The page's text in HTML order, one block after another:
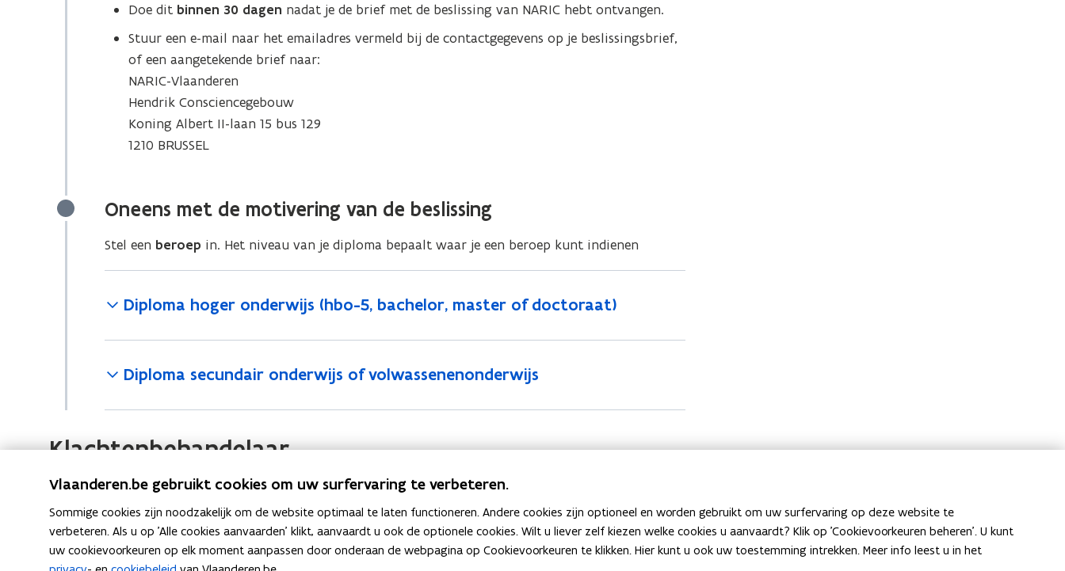
n
t
v
n
s
e
Doe dit binnen 30 dagen nadat je de brief met de beslissing van NARIC hebt ontvangen.
Stuur een e-mail naar het emailadres vermeld bij de contactgegevens op je beslissingsbrief,
of een aangetekende brief naar:
NARIC-Vlaanderen
Hendrik Consciencegebouw
Koning Albert II-laan 15 bus 129
1210 BRUSSEL
Oneens met de motivering van de beslissing
Stel een beroep in. Het niveau van je diploma bepaalt waar je een beroep kunt indienen
Diploma hoger onderwijs (hbo-5, bachelor, master of doctoraat)
Diploma secundair onderwijs of volwassenenonderwijs
Klachtenbehandelaar
Een klacht of melding over de werking van NARIC-Vlaanderen kun je online indienen.
l
a
c
Klacht indienen of probleem melden over NARIC-Vlaanderen? (AHOVOKS)
K
l
a
c
Lees deze pagina in: English
Vlaanderen.be gebruikt cookies om uw surfervaring te verbeteren.
Sommige cookies zijn noodzakelijk om de website optimaal te laten functioneren. Andere cookies zijn optioneel en worden gebruikt om uw surfervaring op deze website te
verbeteren. Als u op 'Alle cookies aanvaarden' klikt, aanvaardt u ook de optionele cookies. Wilt u liever zelf kiezen welke cookies u aanvaardt? Klik op 'Cookievoorkeuren beheren'. U kunt
uw cookievoorkeuren op elk moment aanpassen door onderaan de webpagina op Cookievoorkeuren te klikken. Hier kunt u ook uw toestemming intrekken. Meer info leest u in het